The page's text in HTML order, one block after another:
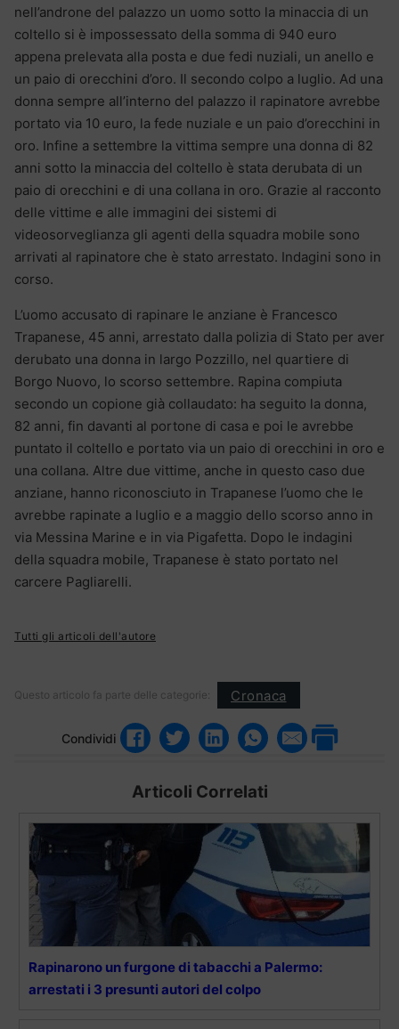
nell’androne del palazzo un uomo sotto la minaccia di un
coltello si è impossessato della somma di 940 euro
appena prelevata alla posta e due fedi nuziali, un anello e
un paio di orecchini d’oro. Il secondo colpo a luglio. Ad una
donna sempre all’interno del palazzo il rapinatore avrebbe
portato via 10 euro, la fede nuziale e un paio d’orecchini in
oro. Infine a settembre la vittima sempre una donna di 82
anni sotto la minaccia del coltello è stata derubata di un
paio di orecchini e di una collana in oro. Grazie al racconto
delle vittime e alle immagini dei sistemi di
videosorveglianza gli agenti della squadra mobile sono
arrivati al rapinatore che è stato arrestato. Indagini sono in
corso.
L’uomo accusato di rapinare le anziane è Francesco
Trapanese, 45 anni, arrestato dalla polizia di Stato per aver
derubato una donna in largo Pozzillo, nel quartiere di
Borgo Nuovo, lo scorso settembre. Rapina compiuta
secondo un copione già collaudato: ha seguito la donna,
82 anni, fin davanti al portone di casa e poi le avrebbe
puntato il coltello e portato via un paio di orecchini in oro e
una collana. Altre due vittime, anche in questo caso due
anziane, hanno riconosciuto in Trapanese l’uomo che le
avrebbe rapinate a luglio e a maggio dello scorso anno in
via Messina Marine e in via Pigafetta. Dopo le indagini
della squadra mobile, Trapanese è stato portato nel
carcere Pagliarelli.
Tutti gli articoli dell'autore
Questo articolo fa parte delle categorie: Cronaca
Condividi
Articoli Correlati
Rapinarono un furgone di tabacchi a Palermo:
arrestati i 3 presunti autori del colpo